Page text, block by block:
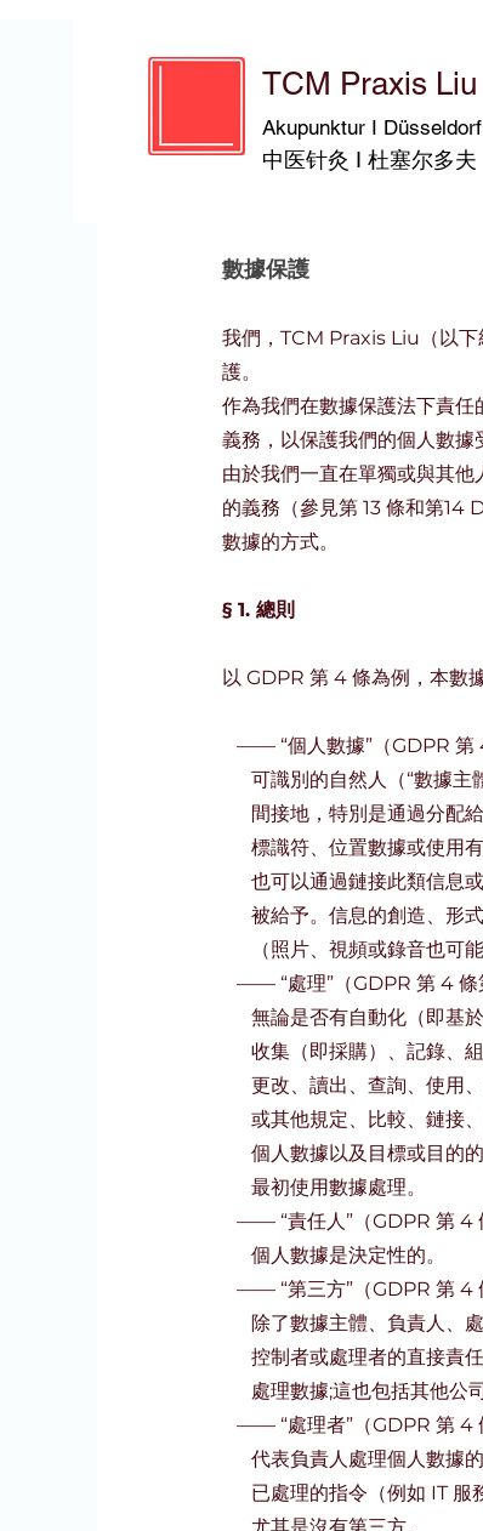
TCM Praxis Liu
Akupunktur I Düsseldorf
中医针灸 I 杜塞尔多夫
數據保護
我們，TCM Praxis Liu（以下
護。
作為我們在數據保護法下責
義務，以保護我們的個人數據
由於我們一直在單獨或與其
的義務（參見第 13 條和第14
數據的方式。
§ 1. 總則
以 GDPR 第 4 條為例，本數
—— “個人數據”（GDPR
可識別的自然人（“數據主
間接地，特別是通過分配
標識符、位置數據或使用
也可以通過鏈接此類信息
被給予。信息的創造、形
（照片、視頻或錄音也可
—— “處理”（GDPR 第 4
無論是否有自動化（即基
收集（即採購）、記錄、
更改、讀出、查詢、使用
或其他規定、比較、鏈接
個人數據以及目標或目的
最初使用數據處理。
—— “責任人”（GDPR 第
個人數據是決定性的。
—— “第三方”（GDPR 第
除了數據主體、負責人、
控制者或處理者的直接責
處理數據;這也包括其他公
—— “處理者”（GDPR 第
代表負責人處理個人數據
已處理的指令（例如 IT 服